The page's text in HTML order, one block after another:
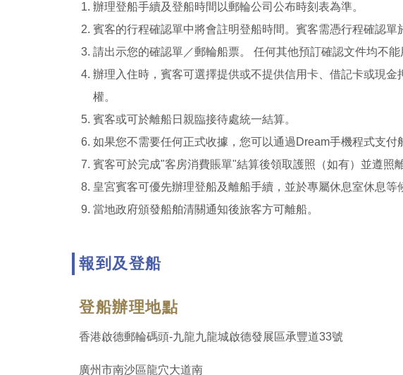
辦理登船手續及登船時間以郵輪公司公布時刻表為準。
賓客的行程確認單中將會註明登船時間。賓客需憑行程確認單
請出示您的確認單／郵輪船票。 任何其他預訂確認文件均不
辦理入住時，賓客可選擇提供或不提供信用卡、借記卡或現
權。
賓客或可於離船日親臨接待處統一結算。
如果您不需要任何正式收據，您可以通過Dream手機程式支付
賓客可於完成"客房消費賬單"結算後領取護照（如有）並遵照
皇宮賓客可優先辦理登船及離船手續，並於專屬休息室休息等
當地政府頒發船舶清關通知後旅客方可離船。
報到及登船
登船辦理地點
香港啟德郵輪碼頭-九龍九龍城啟德發展區承豐道33號
廣州市南沙區龍穴大道南